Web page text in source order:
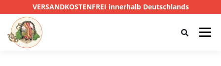
VERSANDKOSTENFREI innerhalb Deutschlands
Menü